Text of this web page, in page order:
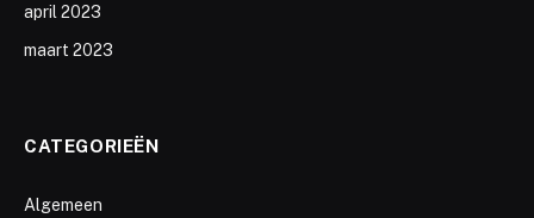
april 2023
maart 2023
CATEGORIEËN
Algemeen